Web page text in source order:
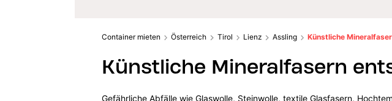
Container mieten Österreich Tirol Lienz Assling Künstliche
Künstliche Mineralfasern
Gefährliche Abfälle wie Glaswolle, Steinwolle, textile Glasfasern,